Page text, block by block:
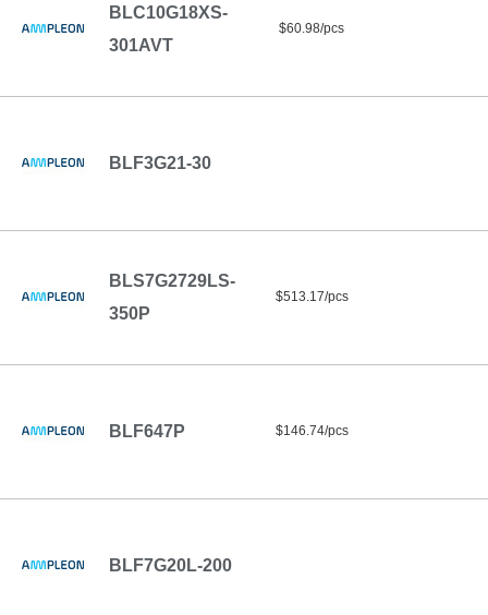
BLC10G18XS-
301AVT
$60.98/pcs
BLF3G21-30
BLS7G2729LS-
350P
$513.17/pcs
BLF647P $146.74/pcs
BLF7G20L-200